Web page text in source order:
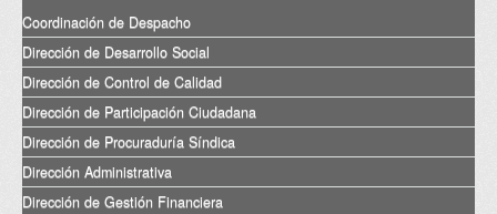
Coordinación de Despacho
Dirección de Desarrollo Social
Dirección de Control de Calidad
Dirección de Participación Ciudadana
Dirección de Procuraduría Síndica
Dirección Administrativa
Dirección de Gestión Financiera